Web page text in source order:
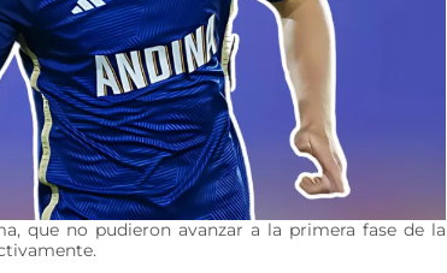
que no pudieron avanzar a la primera fase de la